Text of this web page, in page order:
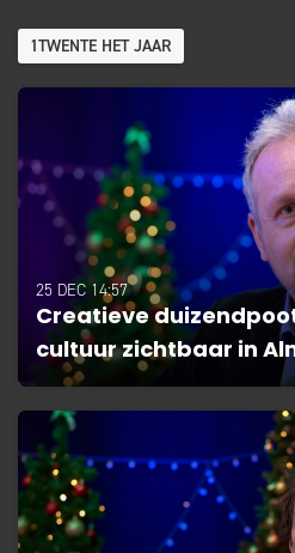
1TWENTE HET JAAR
25 DEC 14:57
Creatieve
cultuur zichtbaar in